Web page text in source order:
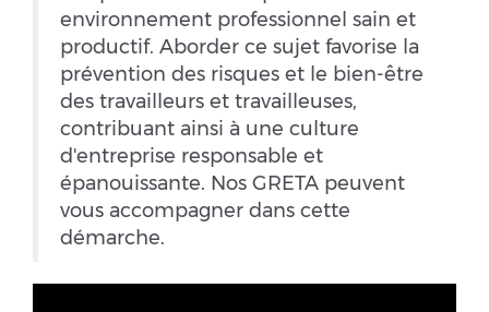
environnement professionnel sain et
productif. Aborder ce sujet favorise la
prévention des risques et le bien-être
des travailleurs et travailleuses,
contribuant ainsi à une culture
d'entreprise responsable et
épanouissante. Nos GRETA peuvent
vous accompagner dans cette
démarche.